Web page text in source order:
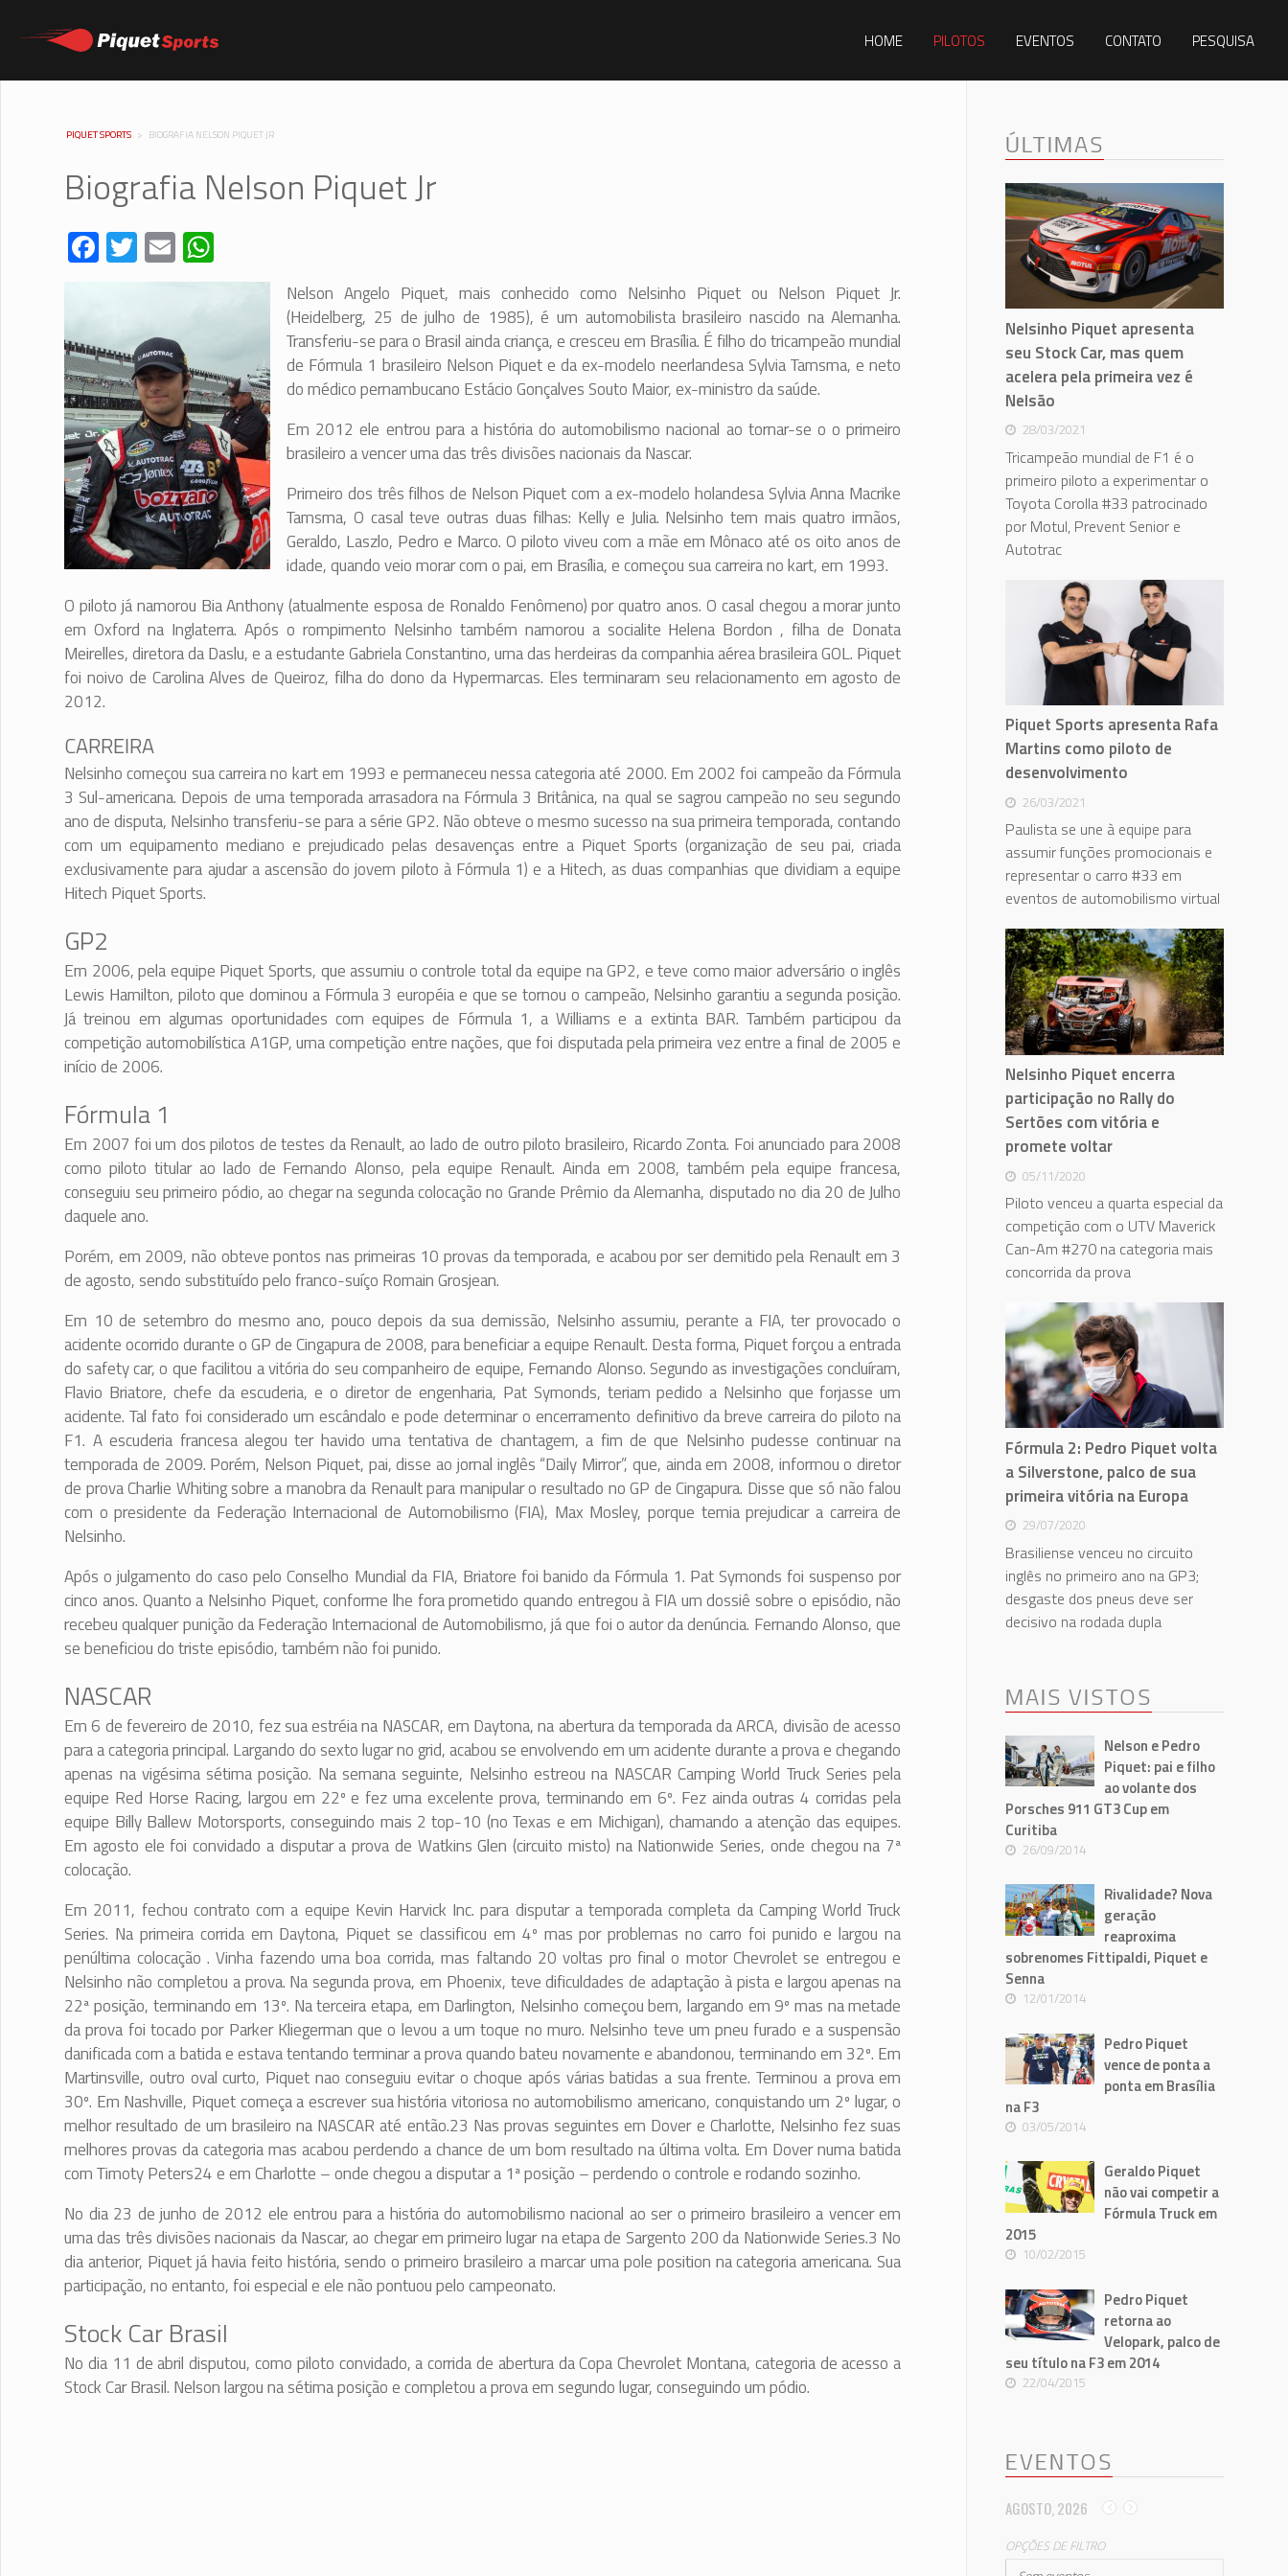
HOME PILOTOS EVENTOS CONTATO PESQUISA
PIQUET SPORTS > BIOGRAFIA NELSON PIQUET JR
Biografia Nelson Piquet Jr
Facebook
Twitter
Email
Nelson Angelo Piquet, mais conhecido como Nelsinho Piquet ou Nelson Piquet Jr.
(Heidelberg, 25 de julho de 1985), é um automobilista brasileiro nascido na Alemanha.
Transferiu-se para o Brasil ainda criança, e cresceu em Brasília. É filho do tricampeão mundial
de Fórmula 1 brasileiro Nelson Piquet e da ex-modelo neerlandesa Sylvia Tamsma, e neto
do médico pernambucano Estácio Gonçalves Souto Maior, ex-ministro da saúde.
Em 2012 ele entrou para a história do automobilismo nacional ao tornar-se o o primeiro
brasileiro a vencer uma das três divisões nacionais da Nascar.
Primeiro dos três filhos de Nelson Piquet com a ex-modelo holandesa Sylvia Anna Macrike
Tamsma, O casal teve outras duas filhas: Kelly e Julia. Nelsinho tem mais quatro irmãos,
Geraldo, Laszlo, Pedro e Marco. O piloto viveu com a mãe em Mônaco até os oito anos de
idade, quando veio morar com o pai, em Brasília, e começou sua carreira no kart, em 1993.
O piloto já namorou Bia Anthony (atualmente esposa de Ronaldo Fenômeno) por quatro anos. O casal chegou a morar junto
em Oxford na Inglaterra. Após o rompimento Nelsinho também namorou a socialite Helena Bordon , filha de Donata
Meirelles, diretora da Daslu, e a estudante Gabriela Constantino, uma das herdeiras da companhia aérea brasileira GOL. Piquet
foi noivo de Carolina Alves de Queiroz, filha do dono da Hypermarcas. Eles terminaram seu relacionamento em agosto de
2012.
CARREIRA
Nelsinho começou sua carreira no kart em 1993 e permaneceu nessa categoria até 2000. Em 2002 foi campeão da Fórmula
3 Sul-americana. Depois de uma temporada arrasadora na Fórmula 3 Britânica, na qual se sagrou campeão no seu segundo
ano de disputa, Nelsinho transferiu-se para a série GP2. Não obteve o mesmo sucesso na sua primeira temporada, contando
com um equipamento mediano e prejudicado pelas desavenças entre a Piquet Sports (organização de seu pai, criada
exclusivamente para ajudar a ascensão do jovem piloto à Fórmula 1) e a Hitech, as duas companhias que dividiam a equipe
Hitech Piquet Sports.
GP2
Em 2006, pela equipe Piquet Sports, que assumiu o controle total da equipe na GP2, e teve como maior adversário o inglês
Lewis Hamilton, piloto que dominou a Fórmula 3 européia e que se tornou o campeão, Nelsinho garantiu a segunda posição.
Já treinou em algumas oportunidades com equipes de Fórmula 1, a Williams e a extinta BAR. Também participou da
competição automobilística A1GP, uma competição entre nações, que foi disputada pela primeira vez entre a final de 2005 e
início de 2006.
Fórmula 1
Em 2007 foi um dos pilotos de testes da Renault, ao lado de outro piloto brasileiro, Ricardo Zonta. Foi anunciado para 2008
como piloto titular ao lado de Fernando Alonso, pela equipe Renault. Ainda em 2008, também pela equipe francesa,
conseguiu seu primeiro pódio, ao chegar na segunda colocação no Grande Prêmio da Alemanha, disputado no dia 20 de Julho
daquele ano.
Porém, em 2009, não obteve pontos nas primeiras 10 provas da temporada, e acabou por ser demitido pela Renault em 3
de agosto, sendo substituído pelo franco-suíço Romain Grosjean.
Em 10 de setembro do mesmo ano, pouco depois da sua demissão, Nelsinho assumiu, perante a FIA, ter provocado o
acidente ocorrido durante o GP de Cingapura de 2008, para beneficiar a equipe Renault. Desta forma, Piquet forçou a entrada
do safety car, o que facilitou a vitória do seu companheiro de equipe, Fernando Alonso. Segundo as investigações concluíram,
Flavio Briatore, chefe da escuderia, e o diretor de engenharia, Pat Symonds, teriam pedido a Nelsinho que forjasse um
acidente. Tal fato foi considerado um escândalo e pode determinar o encerramento definitivo da breve carreira do piloto na
F1. A escuderia francesa alegou ter havido uma tentativa de chantagem, a fim de que Nelsinho pudesse continuar na
temporada de 2009. Porém, Nelson Piquet, pai, disse ao jornal inglês “Daily Mirror”, que, ainda em 2008, informou o diretor
de prova Charlie Whiting sobre a manobra da Renault para manipular o resultado no GP de Cingapura. Disse que só não falou
com o presidente da Federação Internacional de Automobilismo (FIA), Max Mosley, porque temia prejudicar a carreira de
Nelsinho.
Após o julgamento do caso pelo Conselho Mundial da FIA, Briatore foi banido da Fórmula 1. Pat Symonds foi suspenso por
cinco anos. Quanto a Nelsinho Piquet, conforme lhe fora prometido quando entregou à FIA um dossiê sobre o episódio, não
recebeu qualquer punição da Federação Internacional de Automobilismo, já que foi o autor da denúncia. Fernando Alonso, que
se beneficiou do triste episódio, também não foi punido.
NASCAR
Em 6 de fevereiro de 2010, fez sua estréia na NASCAR, em Daytona, na abertura da temporada da ARCA, divisão de acesso
para a categoria principal. Largando do sexto lugar no grid, acabou se envolvendo em um acidente durante a prova e chegando
apenas na vigésima sétima posição. Na semana seguinte, Nelsinho estreou na NASCAR Camping World Truck Series pela
equipe Red Horse Racing, largou em 22º e fez uma excelente prova, terminando em 6º. Fez ainda outras 4 corridas pela
equipe Billy Ballew Motorsports, conseguindo mais 2 top-10 (no Texas e em Michigan), chamando a atenção das equipes.
Em agosto ele foi convidado a disputar a prova de Watkins Glen (circuito misto) na Nationwide Series, onde chegou na 7ª
colocação.
Em 2011, fechou contrato com a equipe Kevin Harvick Inc. para disputar a temporada completa da Camping World Truck
Series. Na primeira corrida em Daytona, Piquet se classificou em 4º mas por problemas no carro foi punido e largou na
penúltima colocação . Vinha fazendo uma boa corrida, mas faltando 20 voltas pro final o motor Chevrolet se entregou e
Nelsinho não completou a prova. Na segunda prova, em Phoenix, teve dificuldades de adaptação à pista e largou apenas na
22ª posição, terminando em 13º. Na terceira etapa, em Darlington, Nelsinho começou bem, largando em 9º mas na metade
da prova foi tocado por Parker Kliegerman que o levou a um toque no muro. Nelsinho teve um pneu furado e a suspensão
danificada com a batida e estava tentando terminar a prova quando bateu novamente e abandonou, terminando em 32º. Em
Martinsville, outro oval curto, Piquet nao conseguiu evitar o choque após várias batidas a sua frente. Terminou a prova em
30º. Em Nashville, Piquet começa a escrever sua história vitoriosa no automobilismo americano, conquistando um 2º lugar, o
melhor resultado de um brasileiro na NASCAR até então.23 Nas provas seguintes em Dover e Charlotte, Nelsinho fez suas
melhores provas da categoria mas acabou perdendo a chance de um bom resultado na última volta. Em Dover numa batida
com Timoty Peters24 e em Charlotte – onde chegou a disputar a 1ª posição – perdendo o controle e rodando sozinho.
No dia 23 de junho de 2012 ele entrou para a história do automobilismo nacional ao ser o primeiro brasileiro a vencer em
uma das três divisões nacionais da Nascar, ao chegar em primeiro lugar na etapa de Sargento 200 da Nationwide Series.3 No
dia anterior, Piquet já havia feito história, sendo o primeiro brasileiro a marcar uma pole position na categoria americana. Sua
participação, no entanto, foi especial e ele não pontuou pelo campeonato.
Stock Car Brasil
No dia 11 de abril disputou, como piloto convidado, a corrida de abertura da Copa Chevrolet Montana, categoria de acesso a
Stock Car Brasil. Nelson largou na sétima posição e completou a prova em segundo lugar, conseguindo um pódio.
ÚLTIMAS
Nelsinho Piquet apresenta
seu Stock Car, mas quem
acelera pela primeira vez é
Nelsão
28/03/2021
Tricampeão mundial de F1 é o
primeiro piloto a experimentar o
Toyota Corolla #33 patrocinado
por Motul, Prevent Senior e
Autotrac
Piquet Sports apresenta Rafa
Martins como piloto de
desenvolvimento
26/03/2021
Paulista se une à equipe para
assumir funções promocionais e
representar o carro #33 em
eventos de automobilismo virtual
Nelsinho Piquet encerra
participação no Rally do
Sertões com vitória e
promete voltar
05/11/2020
Piloto venceu a quarta especial da
competição com o UTV Maverick
Can-Am #270 na categoria mais
concorrida da prova
Fórmula 2: Pedro Piquet volta
a Silverstone, palco de sua
primeira vitória na Europa
29/07/2020
Brasiliense venceu no circuito
inglês no primeiro ano na GP3;
desgaste dos pneus deve ser
decisivo na rodada dupla
MAIS VISTOS
Nelson e Pedro
Piquet: pai e filho
ao volante dos
Porsches 911 GT3 Cup em
Curitiba
26/09/2014
Rivalidade? Nova
geração
reaproxima
sobrenomes Fittipaldi, Piquet e
Senna
12/01/2014
Pedro Piquet
vence de ponta a
ponta em Brasília
na F3
03/05/2014
Geraldo Piquet
não vai competir a
Fórmula Truck em
2015
10/02/2015
Pedro Piquet
retorna ao
Velopark, palco de
seu título na F3 em 2014
22/04/2015
EVENTOS
AGOSTO, 2026
OPÇÕES DE FILTRO